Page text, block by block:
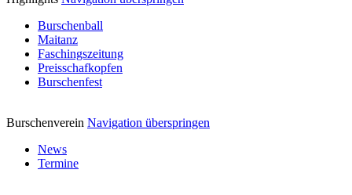
Burschenball
Maitanz
Faschingszeitung
Preisschafkopfen
Burschenfest
Burschenverein Navigation überspringen
News
Termine